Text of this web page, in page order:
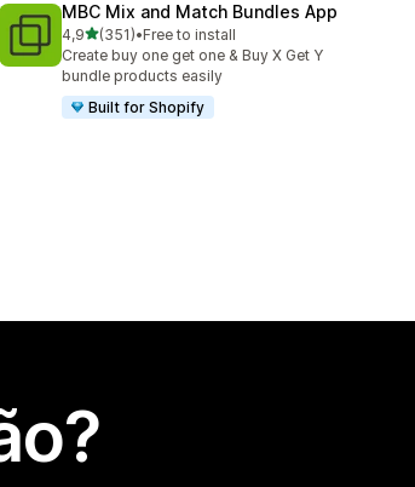
MBC Mix and Match Bundles App
4,9de 5 estrelas
(351)
351 total de avaliações
•Free to install
Create buy one get one & Buy X Get Y
bundle products easily
Built for Shopify